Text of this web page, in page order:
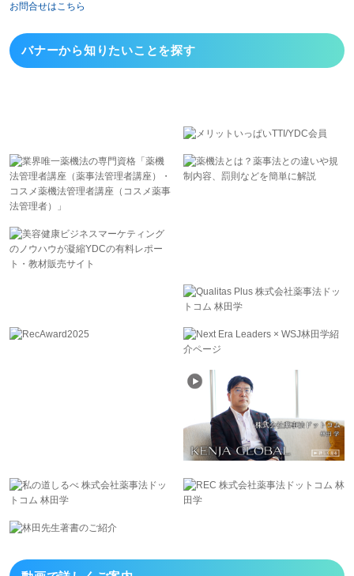
お問合せはこちら
バナーから知りたいことを探す